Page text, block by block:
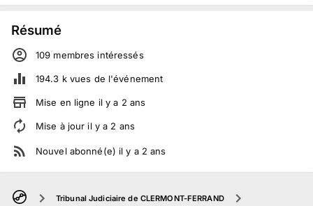
Résumé
109 membres intéressés
194.3 kvues de l'événement
Mise en ligne il y a 2 ans
Mise à jour il y a 2 ans
Nouvel abonné(e) il y a 2 ans
Tribunal Judiciaire de CLERMONT-FERRAND